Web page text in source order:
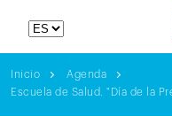
Inicio
Agenda
Escuela de Salud. "Día de la